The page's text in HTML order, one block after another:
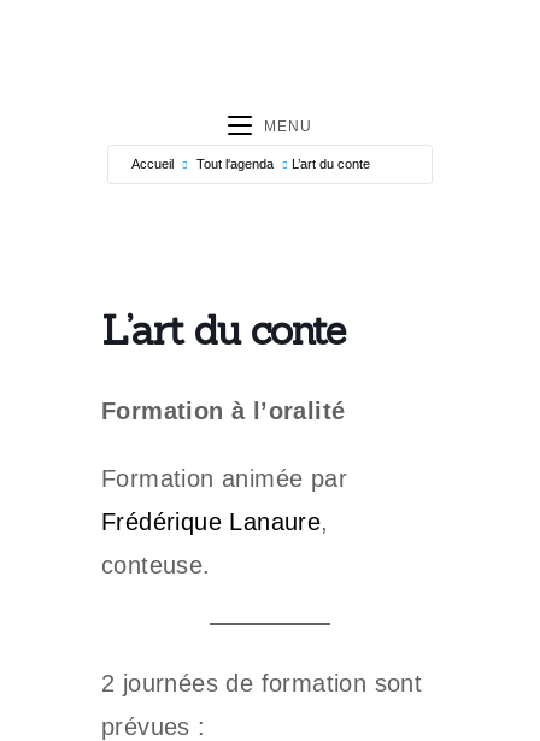
MENU
Accueil Tout l'agenda L’art du conte
L’art du conte
Formation à l’oralité
Formation animée par
Frédérique Lanaure,
conteuse.
2 journées de formation sont
prévues :